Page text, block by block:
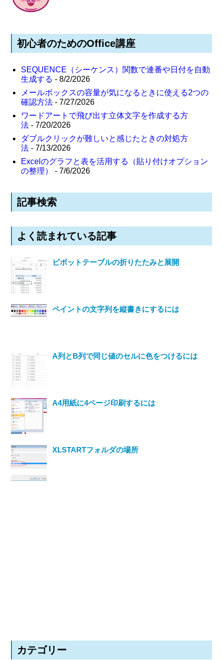
初心者のためのOffice講座
SEQUENCE（シーケンス）関数で連番や日付を自動
生成する - 8/2/2026
メールボックスの容量が気になるときに使える2つの
確認方法 - 7/27/2026
ワードアートで飛び出す立体文字を作成する方
法 - 7/20/2026
ダブルクリックが難しいと感じたときの対処方
法 - 7/13/2026
Excelのグラフと表を活用する（貼り付けオプション
の整理）
- 7/6/2026
記事検索
よく読まれている記事
ピボットテーブルの折りたたみと展開
ペイントの文字列を縦書きにするには
A列とB列で同じ値のセルに色をつけるには
A4用紙に4ページ印刷するには
XLSTARTフォルダの場所
カテゴリー